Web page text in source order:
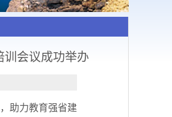
会议成功举办
助力教育强省建